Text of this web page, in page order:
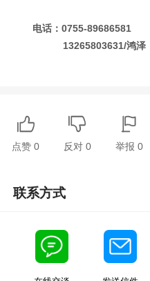
电话：0755-89686581
13265803631/鸿泽
点赞0 反对 0 举报 0
联系方式